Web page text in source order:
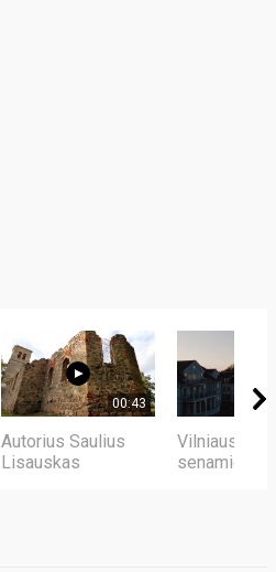
00:43
Autorius Saulius
Lisauskas
Vilniaus
senamiestis